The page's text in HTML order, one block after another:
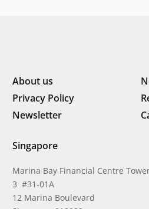
About us
Privacy Policy
Newsletter
Singapore
Marina Bay Financial Centre
3 #31-01A
12 Marina Boulevard